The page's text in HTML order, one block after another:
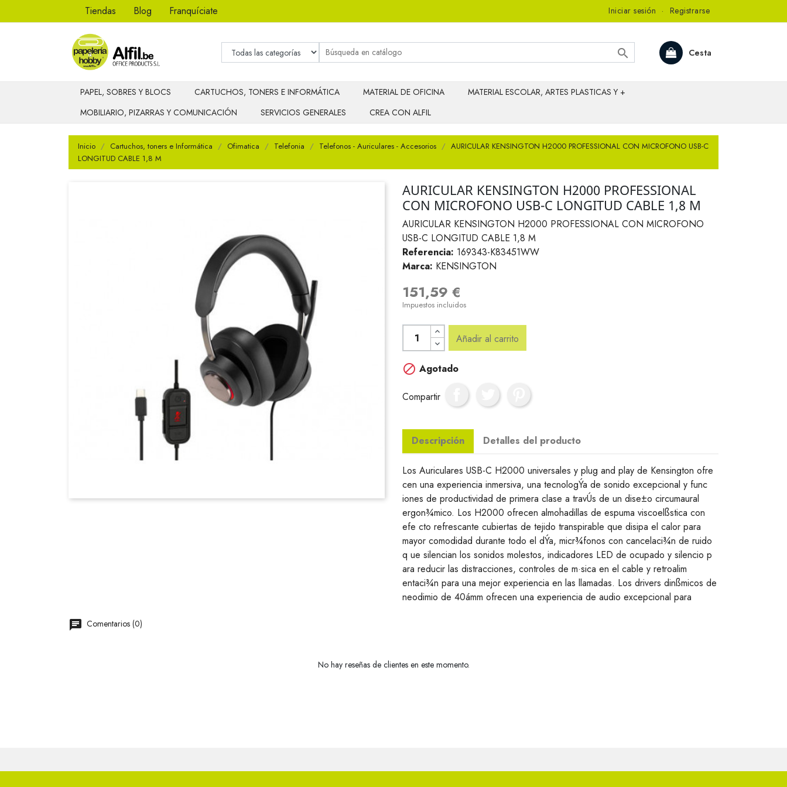
Tiendas Blog Franquíciate Iniciar sesión · Registrarse
Cesta

PAPEL, SOBRES Y BLOCS CARTUCHOS, TONERS E INFORMÁTICA MATERIAL DE OFICINA
MATERIAL ESCOLAR, ARTES PLASTICAS Y +
MOBILIARIO, PIZARRAS Y COMUNICACIÓN
SERVICIOS GENERALES CREA CON ALFIL
Inicio Cartuchos, toners e Informática Ofimatica Telefonia Telefonos - Auriculares - Accesorios
AURICULAR KENSINGTON H2000 PROFESSIONAL CON MICROFONO USB-C
LONGITUD CABLE 1,8 M
AURICULAR KENSINGTON H2000 PROFESSIONAL
CON MICROFONO USB-C LONGITUD CABLE 1,8 M
AURICULAR KENSINGTON H2000 PROFESSIONAL CON MICROFONO
USB-C LONGITUD CABLE 1,8 M
Referencia: 169343-K83451WW
Marca: KENSINGTON
151,59 €
Impuestos incluidos
Añadir al carrito
 Agotado
Compartir
Descripción Detalles del producto
Los Auriculares USB-C H2000 universales y plug and play de Kensington ofre
cen una experiencia inmersiva, una tecnologÝa de sonido excepcional y func
iones de productividad de primera clase a travÚs de un dise±o circumaural
ergon¾mico. Los H2000 ofrecen almohadillas de espuma viscoelßstica con
efe cto refrescante cubiertas de tejido transpirable que disipa el calor para
mayor comodidad durante todo el dÝa, micr¾fonos con cancelaci¾n de ruido
q ue silencian los sonidos molestos, indicadores LED de ocupado y silencio p
ara reducir las distracciones, controles de m·sica en el cable y retroalim
entaci¾n para una mejor experiencia en las llamadas. Los drivers dinßmicos de
neodimio de 40ámm ofrecen una experiencia de audio excepcional para
Comentarios (0)
No hay reseñas de clientes en este momento.